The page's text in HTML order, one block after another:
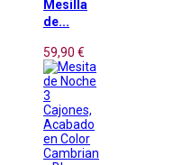
Mesilla
de...
59,90 €